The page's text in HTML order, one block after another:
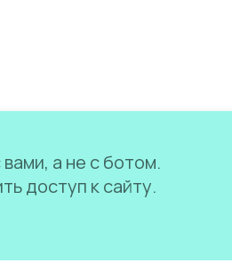
а не с ботом.
доступ к сайту.